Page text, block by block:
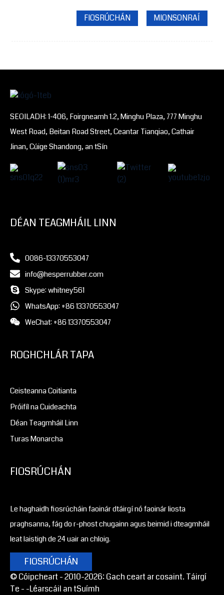
FIOSRÚCHÁN MIONSONRAÍ
SEOILADH: 1-406, Foirgneamh 1.2, Minghu Plaza, 777 Minghu
West Road, Beitan Road Street, Ceantar Tianqiao, Cathair
Jinan, Cúige Shandong, an tSín
DÉAN TEAGMHÁIL LINN
0086-13370553047
info@hesperrubber.com
Skype: whitney561
WhatsApp: +86 13370553047
WeChat: +86 13370553047
ROGHCHLÁR TAPA
Ceisteanna Coitianta
Próifíl na Cuideachta
Déan Teagmháil Linn
Turas Monarcha
FIOSRÚCHÁN
Le haghaidh fiosrúcháin faoinár dtáirgí nó faoinár liosta
praghsanna, fág do r-phost chugainn agus beimid i dteagmháil
leat laistigh de 24 uair an chloig.
FIOSRÚCHÁN
© Cóipcheart - 2010-2026: Gach ceart ar cosaint. Táirgí
Te - -Léarscáil an tSuímh